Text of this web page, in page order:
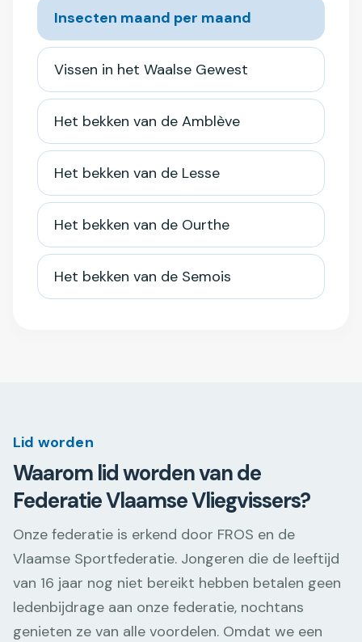
Insecten maand per maand
Vissen in het Waalse Gewest
Het bekken van de Amblève
Het bekken van de Lesse
Het bekken van de Ourthe
Het bekken van de Semois
Lid worden
Waarom lid worden van de
Federatie Vlaamse Vliegvissers?
Onze federatie is erkend door FROS en de
Vlaamse Sportfederatie. Jongeren die de leeftijd
van 16 jaar nog niet bereikt hebben betalen geen
ledenbijdrage aan onze federatie, nochtans
genieten ze van alle voordelen. Omdat we een